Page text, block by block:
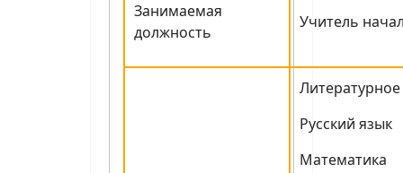
Занимаемая
должность
Учитель
Русский язык
Математика